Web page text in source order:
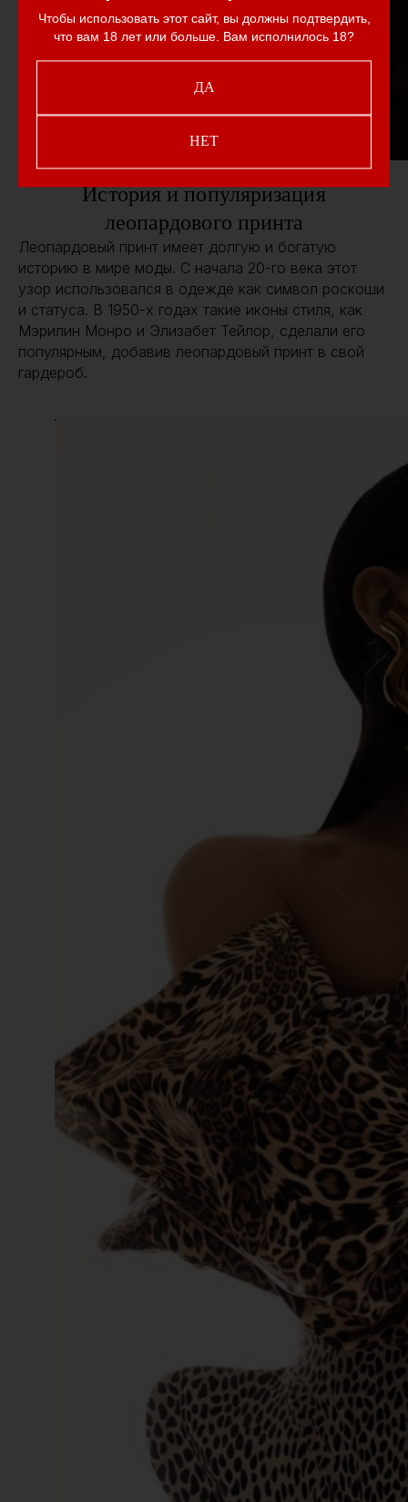
Чтобы использовать этот сайт, вы должны подтвердить,
что вам 18 лет или больше. Вам исполнилось 18?
ДА
НЕТ
История и популяризация
леопардового принта
Леопардовый принт имеет долгую и богатую
историю в мире моды. С начала 20-го века этот
узор использовался в одежде как символ роскоши
и статуса. В 1950-х годах такие иконы стиля, как
Мэрилин Монро и Элизабет Тейлор, сделали его
популярным, добавив леопардовый принт в свой
гардероб.